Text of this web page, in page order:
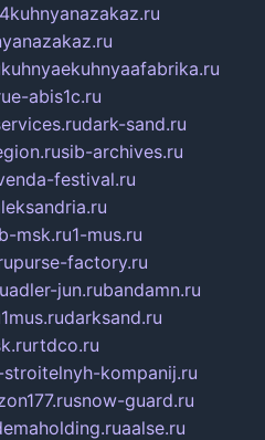
kuhnyaekuhnyaafabrika.ru
e-abis1c.ru
dark-sand.ru
sib-archives.ru
festival.ru
msk.ru1-mus.ru
purse-factory.ru
adler-jun.rubandamn.ru
1mus.rudarksand.ru
rtdco.ru
kompanij.ru
snow-guard.ru
aalse.ru